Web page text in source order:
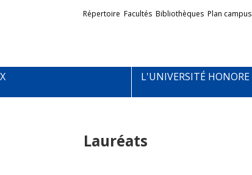
Liens
externes
Répertoire Facultés Bibliothèques Plan campus
L'UNIVERSITÉ HONORE
Lauréats